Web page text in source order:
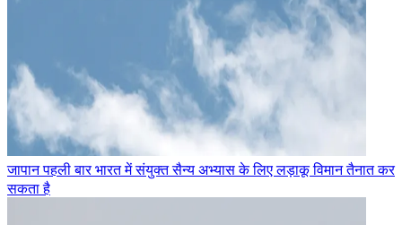
जापान पहली बार भारत में संयुक्त सैन्य अभ्यास के लिए लड़ाकू विमान तैनात कर
सकता है